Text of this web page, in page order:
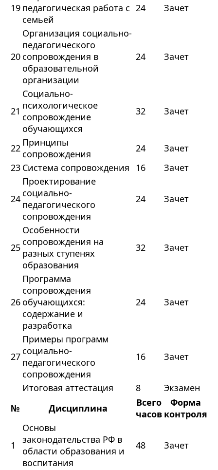
19 педагогическая работа с
семьей
24 Зачет
20
Организация социально-
педагогического
сопровождения в
образовательной
организации
24 Зачет
21
Социально-
психологическое
сопровождение
обучающихся
32 Зачет
22 Принципы
сопровождения
24
Зачет
23 Система сопровождения 16 Зачет
24
Проектирование
социально-
педагогического
сопровождения
24 Зачет
25
Особенности
сопровождения на
разных ступенях
образования
32 Зачет
26
Программа
сопровождения
обучающихся:
содержание и
разработка
24 Зачет
27
Примеры программ
социально-
педагогического
сопровождения
16 Зачет
Итоговая аттестация 8
Экзамен
№
Дисциплина
Всего
часов
Форма
контроля
1
Основы
законодательства РФ в
области образования и
воспитания
48 Зачет